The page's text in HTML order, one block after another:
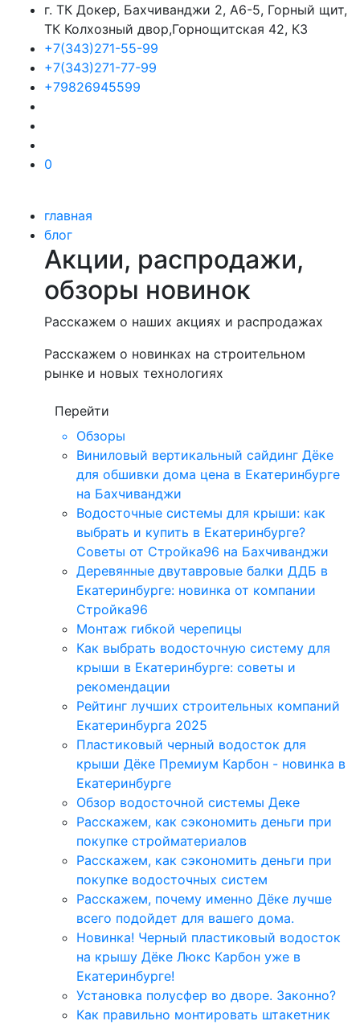
г. ТК Докер, Бахчиванджи 2, А6-5, Горный щит,
ТК Колхозный двор,Горнощитская 42, К3
+7(343)271-55-99
+7(343)271-77-99
+79826945599
0
главная
блог
Акции, распродажи,
обзоры новинок
Расскажем о наших акциях и распродажах
Расскажем о новинках на строительном
рынке и новых технологиях
Перейти
Обзоры
Виниловый вертикальный сайдинг Дёке
для обшивки дома цена в Екатеринбурге
на Бахчиванджи
Водосточные системы для крыши: как
выбрать и купить в Екатеринбурге?
Советы от Стройка96 на Бахчиванджи
Деревянные двутавровые балки ДДБ в
Екатеринбурге: новинка от компании
Стройка96
Монтаж гибкой черепицы
Как выбрать водосточную систему для
крыши в Екатеринбурге: советы и
рекомендации
Рейтинг лучших строительных компаний
Екатеринбурга 2025
Пластиковый черный водосток для
крыши Дёке Премиум Карбон - новинка в
Екатеринбурге
Обзор водосточной системы Деке
Расскажем, как сэкономить деньги при
покупке стройматериалов
Расскажем, как сэкономить деньги при
покупке водосточных систем
Расскажем, почему именно Дёке лучше
всего подойдет для вашего дома.
Новинка! Черный пластиковый водосток
на крышу Дёке Люкс Карбон уже в
Екатеринбурге!
Установка полусфер во дворе. Законно?
Как правильно монтировать штакетник